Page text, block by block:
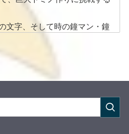
文字、そして時の鐘マン・鐘
成させるんだ！
仲間を思いやる心を育み、 国
新しい「縁」をつないでいく